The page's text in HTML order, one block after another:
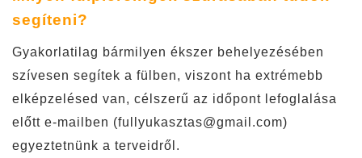
segíteni?
Gyakorlatilag bármilyen ékszer behelyezésében
szívesen segítek a fülben, viszont ha extrémebb
elképzelésed van, célszerű az időpont lefoglalása
előtt e-mailben (fullyukasztas@gmail.com)
egyeztetnünk a terveidről.